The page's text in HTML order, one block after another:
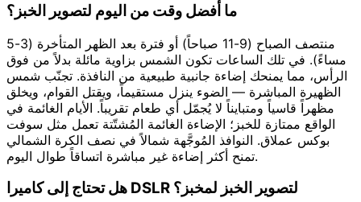
ما أفضل وقت من اليوم لتصوير الخبز؟
منتصف الصباح (9-11 صباحاً) أو فترة بعد الظهر المتأخرة (3-5
مساءً). في تلك الساعات تكون الشمس بزاوية مائلة بدلاً من فوق
الرأس، مما يمنحك إضاءة جانبية طبيعية من النافذة. تجنّب شمس
الظهيرة المباشرة — الضوء ينزل مستقيماً، ويقتل القوام، ويخلق
مظهراً قاسياً ومتبايناً لا يُجمّل أي طعام تقريباً. الأيام الغائمة في
الواقع ممتازة للخبز؛ الإضاءة الغائمة المُشتّتة تعمل مثل سوفت
بوكس عملاق. النوافذ المُوجَّهة شمالاً في نصف الكرة الشمالي
تمنح أكثر إضاءة غير مباشرة اتساقاً طوال اليوم.
هل تحتاج إلى كاميرا DSLR لتصوير الخبز لمخبز؟